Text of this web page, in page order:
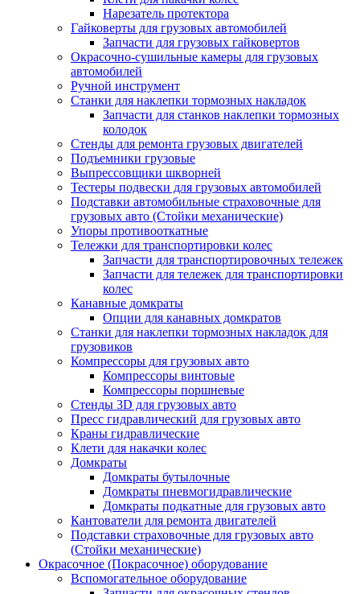
Нарезатель протектора
Гайковерты для грузовых автомобилей
Запчасти для грузовых гайковертов
Окрасочно-сушильные камеры для грузовых
автомобилей
Ручной инструмент
Станки для наклепки тормозных накладок
Запчасти для станков наклепки тормозных
колодок
Стенды для ремонта грузовых двигателей
Подъемники грузовые
Выпрессовщики шкворней
Тестеры подвески для грузовых автомобилей
Подставки автомобильные страховочные для
грузовых авто (Стойки механические)
Упоры противооткатные
Тележки для транспортировки колес
Запчасти для транспортировочных тележек
Запчасти для тележек для транспортировки
колес
Канавные домкраты
Опции для канавных домкратов
Станки для наклепки тормозных накладок для
грузовиков
Компрессоры для грузовых авто
Компрессоры винтовые
Компрессоры поршневые
Стенды 3D для грузовых авто
Пресс гидравлический для грузовых авто
Краны гидравлические
Клети для накачки колес
Домкраты
Домкраты бутылочные
Домкраты пневмогидравлические
Домкраты подкатные для грузовых авто
Кантователи для ремонта двигателей
Подставки страховочные для грузовых авто
(Стойки механические)
Окрасочное (Покрасочное) оборудование
Вспомогательное оборудование